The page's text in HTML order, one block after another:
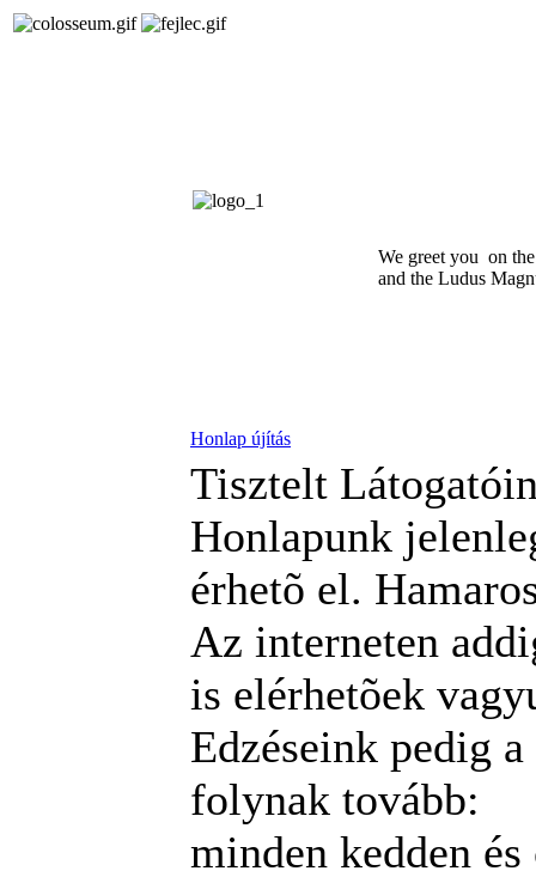
We greet you on
and the Ludus
Honlap újítás
Tisztelt
Honlapunk
érhetõ el.
Az interneten
is elérhetõek
Edzéseink pedig
folynak tovább:
minden kedden